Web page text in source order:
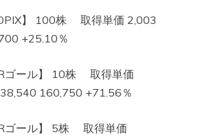
】 100株 取得単価 2,003
+25.10％
ゴール】 10株 取得単価
160,750 +71.56％
ゴール】 5株 取得単価